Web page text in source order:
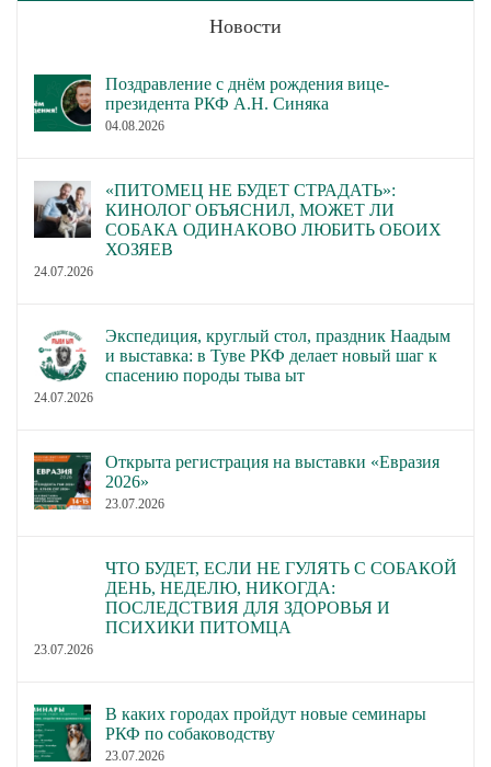
Новости
Поздравление с днём рождения вице-
президента РКФ А.Н. Синяка
04.08.2026
«ПИТОМЕЦ НЕ БУДЕТ СТРАДАТЬ»:
КИНОЛОГ ОБЪЯСНИЛ, МОЖЕТ ЛИ
СОБАКА ОДИНАКОВО ЛЮБИТЬ ОБОИХ
ХОЗЯЕВ
24.07.2026
Экспедиция, круглый стол, праздник Наадым
и выставка: в Туве РКФ делает новый шаг к
спасению породы тыва ыт
24.07.2026
Открыта регистрация на выставки «Евразия
2026»
23.07.2026
ЧТО БУДЕТ, ЕСЛИ НЕ ГУЛЯТЬ С СОБАКОЙ
ДЕНЬ, НЕДЕЛЮ, НИКОГДА:
ПОСЛЕДСТВИЯ ДЛЯ ЗДОРОВЬЯ И
ПСИХИКИ ПИТОМЦА
23.07.2026
В каких городах пройдут новые семинары
РКФ по собаководству
23.07.2026